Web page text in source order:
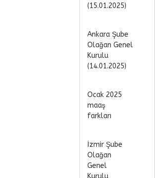
(15.01.2025)
Ankara Şube
Olağan Genel
Kurulu
(14.01.2025)
Ocak 2025
maaş
farkları
İzmir Şube
Olağan
Genel
Kurulu